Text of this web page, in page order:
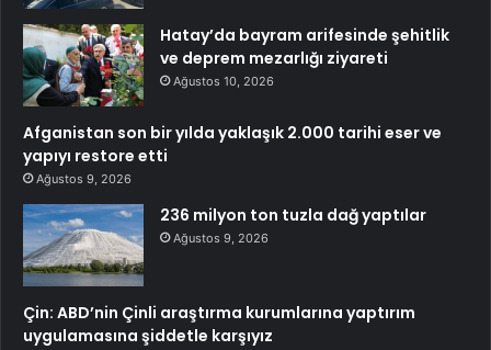
Hatay’da bayram arifesinde şehitlik
ve deprem mezarlığı ziyareti
Ağustos 10, 2026
Afganistan son bir yılda yaklaşık 2.000 tarihi eser ve
yapıyı restore etti
Ağustos 9, 2026
236 milyon ton tuzla dağ yaptılar
Ağustos 9, 2026
Çin: ABD’nin Çinli araştırma kurumlarına yaptırım
uygulamasına şiddetle karşıyız